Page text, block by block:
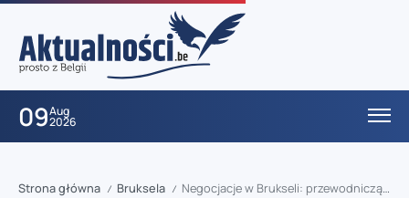
09Aug
2026
Strona główna / Bruksela / Negocjacje w Brukseli: przewodniczący Les Engagés daje liberałom dziesięć dni na przełom